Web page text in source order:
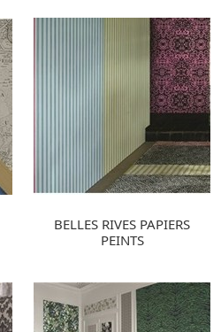
BELLES RIVES PAPIERS
PEINTS